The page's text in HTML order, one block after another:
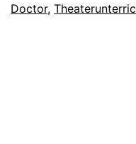
Doctor,